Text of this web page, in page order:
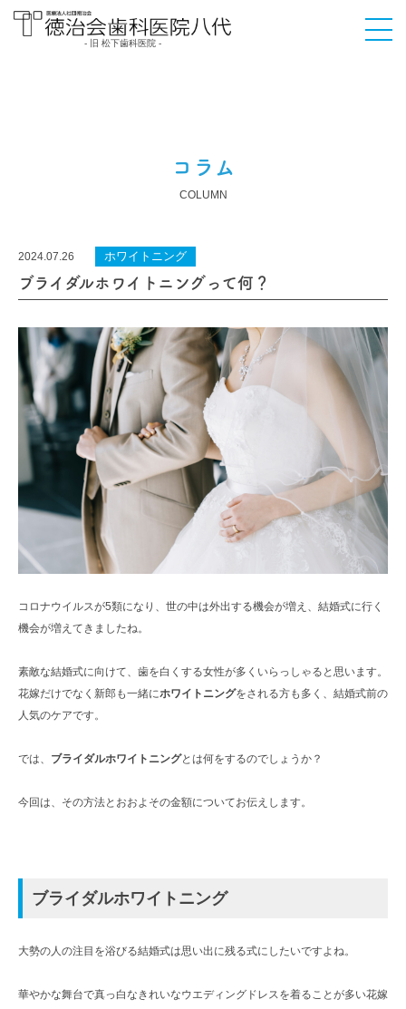
- 旧 松下歯科医院 -
コラム
COLUMN
2024.07.26 ホワイトニング
ブライダルホワイトニングって何？
コロナウイルスが5類になり、世の中は外出する機会が増え、結婚式に行く
機会が増えてきましたね。
素敵な結婚式に向けて、歯を白くする女性が多くいらっしゃると思います。
花嫁だけでなく新郎も一緒にホワイトニングをされる方も多く、結婚式前の
人気のケアです。
では、 ブライダルホワイトニングとは何をするのでしょうか？
今回は、その方法とおおよその金額についてお伝えします。
ブライダルホワイトニング
大勢の人の注目を浴びる結婚式は思い出に残る式にしたいですよね。
華やかな舞台で真っ白なきれいなウエディングドレスを着ることが多い花嫁